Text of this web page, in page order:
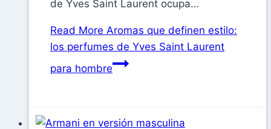
de Yves Saint Laurent ocupa…
Read More Aromas que definen estilo:
los perfumes de Yves Saint Laurent
para hombre